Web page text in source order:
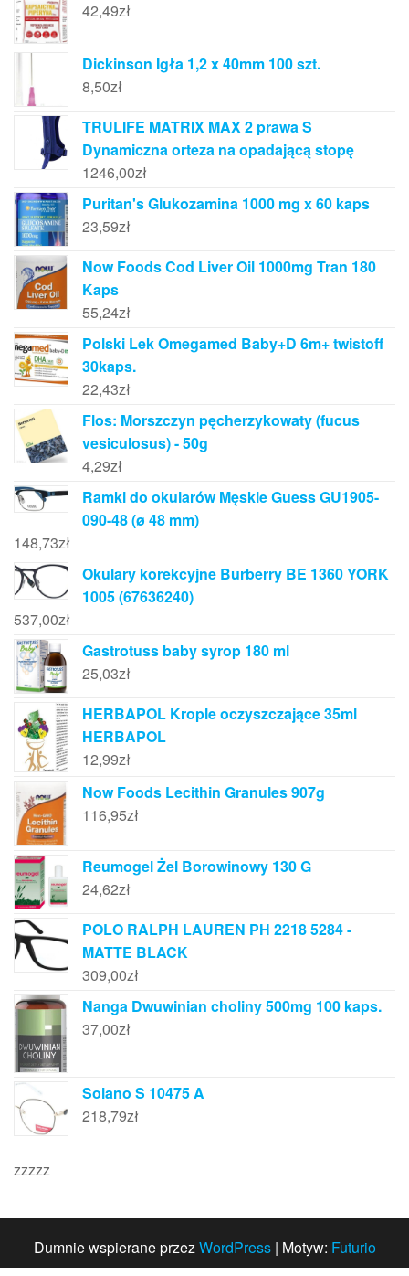
42,49zł
Dickinson Igła 1,2 x 40mm 100 szt.
8,50zł
TRULIFE MATRIX MAX 2 prawa S
Dynamiczna orteza na opadającą stopę
1246,00zł
Puritan's Glukozamina 1000 mg x 60 kaps
23,59zł
Now Foods Cod Liver Oil 1000mg Tran 180
Kaps
55,24zł
Polski Lek Omegamed Baby+D 6m+ twistoff
30kaps.
22,43zł
Flos: Morszczyn pęcherzykowaty (fucus
vesiculosus) - 50g
4,29zł
Ramki do okularów Męskie Guess GU1905-
090-48 (ø 48 mm)
148,73zł
Okulary korekcyjne Burberry BE 1360 YORK
1005 (67636240)
537,00zł
Gastrotuss baby syrop 180 ml
25,03zł
HERBAPOL Krople oczyszczające 35ml
HERBAPOL
12,99zł
Now Foods Lecithin Granules 907g
116,95zł
Reumogel Żel Borowinowy 130 G
24,62zł
POLO RALPH LAUREN PH 2218 5284 -
MATTE BLACK
309,00zł
Nanga Dwuwinian choliny 500mg 100 kaps.
37,00zł
Solano S 10475 A
218,79zł
zzzzz
Dumnie wspierane przezWordPress | Motyw: Futurio